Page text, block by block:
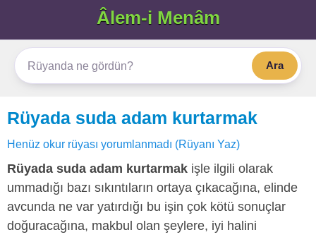
Âlem-i Menâm
Ara
Rüyada suda adam kurtarmak
Henüz okur rüyası yorumlanmadı (Rüyanı Yaz)
Rüyada suda adam kurtarmak işle ilgili olarak
ummadığı bazı sıkıntıların ortaya çıkacağına, elinde
avcunda ne var yatırdığı bu işin çok kötü sonuçlar
doğuracağına, makbul olan şeylere, iyi halini